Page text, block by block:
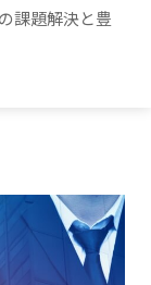
課題解決と豊